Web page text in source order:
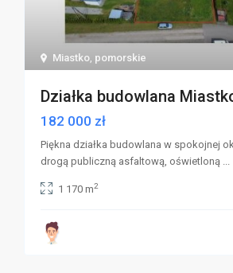
Miastko, pomorskie
Działka budowlana
182 000 zł
Piękna działka budowlana w spokojnej
drogą publiczną asfaltową, oświetloną ...
1 170 m2